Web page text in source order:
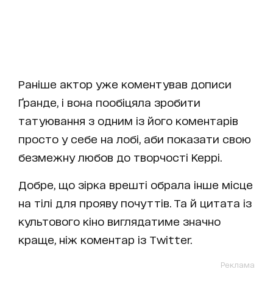
Раніше актор уже коментував дописи
Ґранде, і вона пообіцяла зробити
татуювання з одним із його коментарів
просто у себе на лобі, аби показати свою
безмежну любов до творчості Керрі.
Добре, що зірка врешті обрала інше місце
на тілі для прояву почуттів. Та й цитата із
культового кіно виглядатиме значно
краще, ніж коментар із Twitter.
Реклама